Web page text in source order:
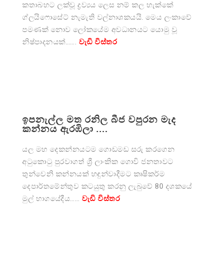
කතාබහට ලක්වූ ද්‍රව්‍යය ලෙස නම් කල හැක්කේ
ග්ලයිෆොසේට් නැමැති වල්නාශකයයි. මෙය ලංකාවේ
පමණක් නොව ලෝකයේම අවධානයට යොමු වූ
නිෂ්පාදනයක්……. වැඩි විස්තර
ඉපනැල්ල මත රනිල බීජ වපුරන මැද
කන්නය ඇරඹිලා ....
යල මහ දෙකන්නයටම ගොඩමඩ සරු කරගෙන
අටුකොටු පුරවාගත් ශ්‍රී ලාංකික ගොවි ජනතාවට
තුන්වෙනි කන්නයක් හඳුන්වාදීමට කෘෂිකර්ම
දෙපාර්තමේන්තුව කටයුතු කරනු ලැබුවේ 80 දශකයේ
මුල් භාගයේදීය…… වැඩි විස්තර